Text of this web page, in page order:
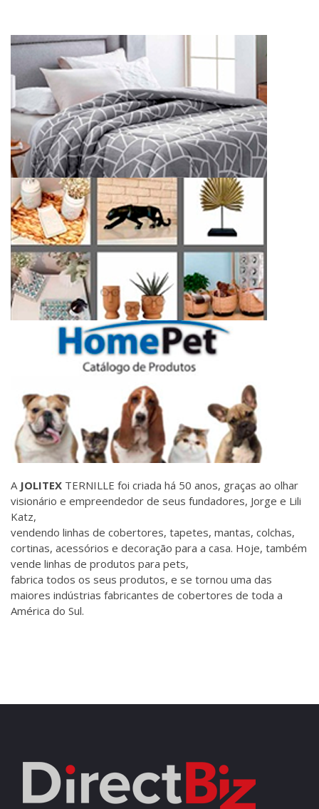
A JOLITEX TERNILLE foi criada há 50 anos, graças ao olhar
visionário e empreendedor de seus fundadores, Jorge e Lili
Katz,
vendendo linhas de cobertores, tapetes, mantas, colchas,
cortinas, acessórios e decoração para a casa. Hoje, também
vende linhas de produtos para pets,
fabrica todos os seus produtos, e se tornou uma das
maiores indústrias fabricantes de cobertores de toda a
América do Sul.